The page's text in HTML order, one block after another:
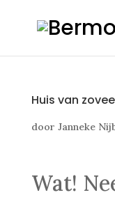
Huis van
door Janneke
Wat!